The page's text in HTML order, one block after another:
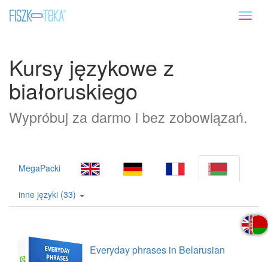
Kursy językowe z
białoruskiego
Wypróbuj za darmo i bez zobowiązań.
MegaPacki
inne języki (33)
Everyday phrases in Belarusian